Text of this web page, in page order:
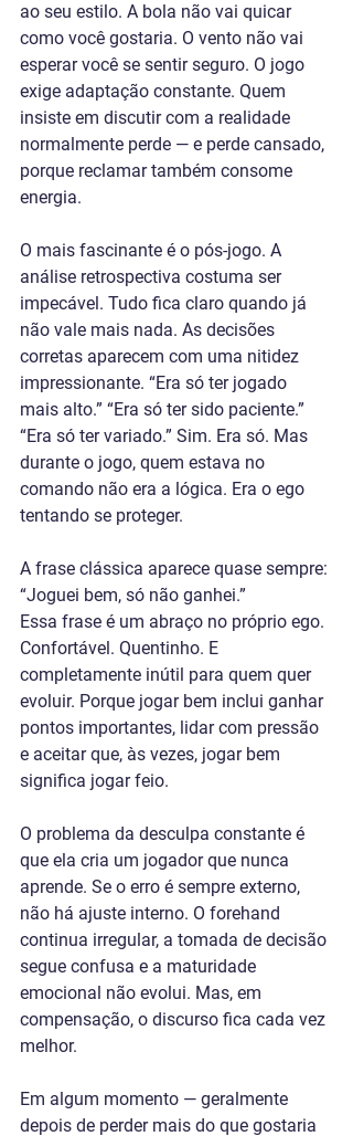
ao seu estilo. A bola não vai quicar
como você gostaria. O vento não vai
esperar você se sentir seguro. O jogo
exige adaptação constante. Quem
insiste em discutir com a realidade
normalmente perde — e perde cansado,
porque reclamar também consome
energia.
O mais fascinante é o pós-jogo. A
análise retrospectiva costuma ser
impecável. Tudo fica claro quando já
não vale mais nada. As decisões
corretas aparecem com uma nitidez
impressionante. “Era só ter jogado
mais alto.” “Era só ter sido paciente.”
“Era só ter variado.” Sim. Era só. Mas
durante o jogo, quem estava no
comando não era a lógica. Era o ego
tentando se proteger.
A frase clássica aparece quase sempre:
“Joguei bem, só não ganhei.”
Essa frase é um abraço no próprio ego.
Confortável. Quentinho. E
completamente inútil para quem quer
evoluir. Porque jogar bem inclui ganhar
pontos importantes, lidar com pressão
e aceitar que, às vezes, jogar bem
significa jogar feio.
O problema da desculpa constante é
que ela cria um jogador que nunca
aprende. Se o erro é sempre externo,
não há ajuste interno. O forehand
continua irregular, a tomada de decisão
segue confusa e a maturidade
emocional não evolui. Mas, em
compensação, o discurso fica cada vez
melhor.
Em algum momento — geralmente
depois de perder mais do que gostaria